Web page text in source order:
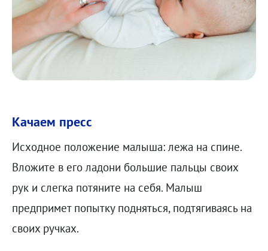
Качаем пресс
Исходное положение малыша: лежа на спине.
Вложите в его ладони большие пальцы своих
рук и слегка потяните на себя. Малыш
предпримет попытку подняться, подтягиваясь на
своих ручках.